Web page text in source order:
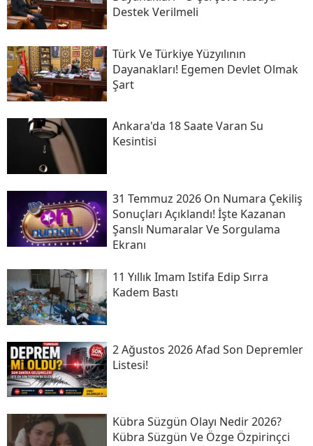
Destek Verilmeli
Türk Ve Türkiye Yüzyılının
Dayanakları! Egemen Devlet Olmak
Şart
Ankara'da 18 Saate Varan Su
Kesintisi
31 Temmuz 2026 On Numara Çekiliş
Sonuçları Açıklandı! İşte Kazanan
Şanslı Numaralar Ve Sorgulama
Ekranı
11 Yıllık Imam Istifa Edip Sırra
Kadem Bastı
2 Ağustos 2026 Afad Son Depremler
Listesi!
Kübra Süzgün Olayı Nedir 2026?
Kübra Süzgün Ve Özge Özpirinçci